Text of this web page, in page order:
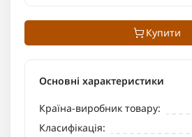
Купити
Основні характеристики
Країна-виробник товару:
Класифікація: